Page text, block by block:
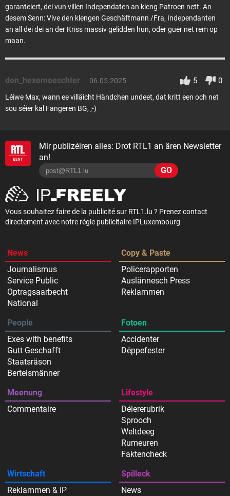
garanteiert, dei vun villen Independaten an kleng Patroen nett. An
desem Senn: Vive den klengen Geschäftmann /Fra, Independanten
an all dei dei an der Kriss massiv gelidden hun, oder guer net rem op
maan.
den_hexemeeschter 06.05.2025 5 0
Léiwe Max, wann ee villäicht Händchen undeet, dat kritt een och net
sou séier kal Fangeren BG, ;-)
Mir publizéiren alles: Drot RTL1 an ären Newsletter
an!
GO
Vous souhaitez faire de la publicité sur RTL1.lu ? Prenez contact
directement avec notre régie publicitaire IPLuxembourg
News
Journalismus
Service Public
Optragsaarbecht
National
Copy & Paste
Policerapporten
Auslännesch Press
Reklammen
People
Exes with benefits
Gutt Geschafft
Staatsräson
Bertelsmänner
Fotoen
Accidenter
Dëppefester
Meenung
Commentaire
Lifestyle
Déiererubrik
Sprooch
Weltdeeg
Rumeuren
Faktencheck
Wirtschaft
Reklammen & IP
Spilleck
News